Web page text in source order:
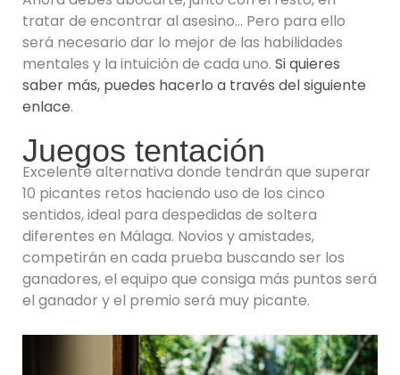
tratar de encontrar al asesino… Pero para ello
será necesario dar lo mejor de las habilidades
mentales y la intuición de cada uno. Si quieres
saber más, puedes hacerlo a través del siguiente
enlace.
Juegos tentación
Excelente alternativa donde tendrán que superar
10 picantes retos haciendo uso de los cinco
sentidos, ideal para despedidas de soltera
diferentes en Málaga. Novios y amistades,
competirán en cada prueba buscando ser los
ganadores, el equipo que consiga más puntos será
el ganador y el premio será muy picante.